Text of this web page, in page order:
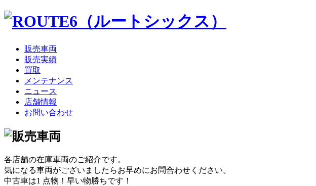
販売車両
販売実績
買取
メンテナンス
ニュース
店舗情報
お問い合わせ
各店舗の在庫車両のご紹介です。
気になる車両がございましたらお早めにお問合わせください。
中古車は1 点物！早い物勝ちです！